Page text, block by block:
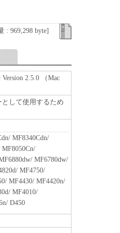
ます。
ヤノンのライセンサ
、本契約書によって
は貸与その他の方
きません。
改変、逆コンパイ
とはできません。
ノンのライセンサ
ん。
りキヤノンまたは
: 969,298 byte]
2.5.0 （Mac
として使用するため
MF8340Cdn/
MF6780dw/
MF4750/
MF4430/ MF4420n/
MF4010/
D450